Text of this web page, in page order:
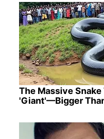
The Massive
'Giant'—Bigger